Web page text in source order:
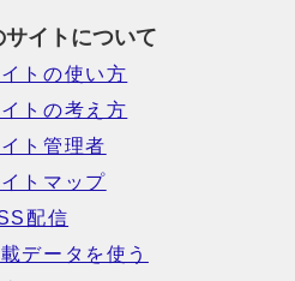
サイトについて
トの使い方
トの考え方
ト管理者
トマップ
配信
データを使う